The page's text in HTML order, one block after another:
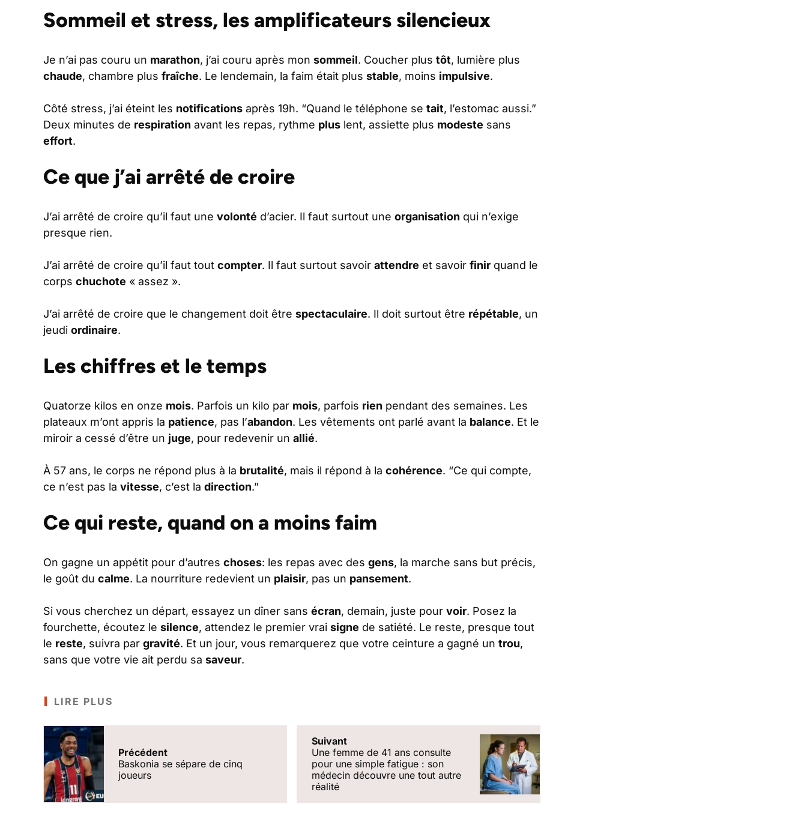
Sommeil et stress, les amplificateurs silencieux
Je n’ai pas couru un marathon, j’ai couru après mon sommeil. Coucher plus tôt, lumière plus
chaude, chambre plus fraîche. Le lendemain, la faim était plus stable, moins impulsive.
Côté stress, j’ai éteint les notifications après 19h. “Quand le téléphone se tait, l’estomac aussi.”
Deux minutes de respiration avant les repas, rythme plus lent, assiette plus modeste sans
effort.
Ce que j’ai arrêté de croire
J’ai arrêté de croire qu’il faut une volonté d’acier. Il faut surtout une organisation qui n’exige
presque rien.
J’ai arrêté de croire qu’il faut tout compter. Il faut surtout savoir attendre et savoir finir quand le
corps chuchote « assez ».
J’ai arrêté de croire que le changement doit être spectaculaire. Il doit surtout être répétable, un
jeudi ordinaire.
Les chiffres et le temps
Quatorze kilos en onze mois. Parfois un kilo par mois, parfois rien pendant des semaines. Les
plateaux m’ont appris la patience, pas l’abandon. Les vêtements ont parlé avant la balance. Et le
miroir a cessé d’être un juge, pour redevenir un allié.
À 57 ans, le corps ne répond plus à la brutalité, mais il répond à la cohérence. “Ce qui compte,
ce n’est pas la vitesse, c’est la direction.”
Ce qui reste, quand on a moins faim
On gagne un appétit pour d’autres choses: les repas avec des gens, la marche sans but précis,
le goût du calme. La nourriture redevient un plaisir, pas un pansement.
Si vous cherchez un départ, essayez un dîner sans écran, demain, juste pour voir. Posez la
fourchette, écoutez le silence, attendez le premier vrai signe de satiété. Le reste, presque tout
le reste, suivra par gravité. Et un jour, vous remarquerez que votre ceinture a gagné un trou,
sans que votre vie ait perdu sa saveur.
LIRE PLUS
Précédent
Baskonia se sépare de cinq
joueurs
Suivant
Une femme de 41 ans consulte
pour une simple fatigue : son
médecin découvre une tout autre
réalité